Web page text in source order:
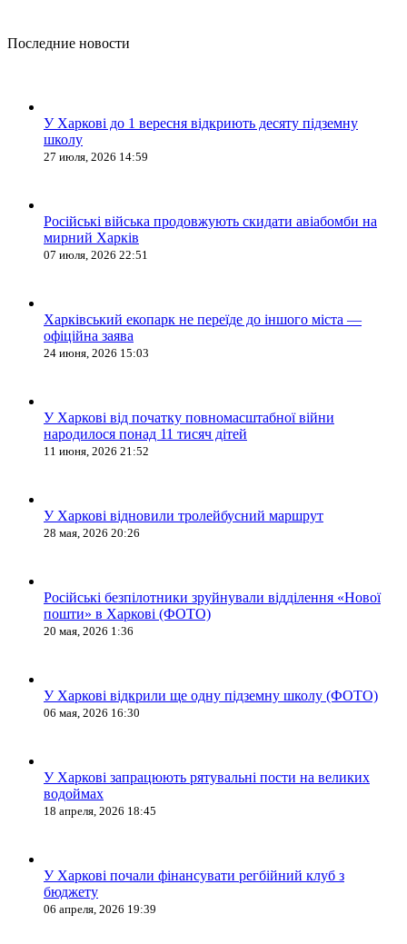
Последние новости
У Харкові до 1 вересня відкриють десяту підземну
школу
27 июля, 2026 14:59
Російські війська продовжують скидати авіабомби на
мирний Харків
07 июля, 2026 22:51
Харківський екопарк не переїде до іншого міста —
офіційна заява
24 июня, 2026 15:03
У Харкові від початку повномасштабної війни
народилося понад 11 тисяч дітей
11 июня, 2026 21:52
У Харкові відновили тролейбусний маршрут
28 мая, 2026 20:26
Російські безпілотники зруйнували відділення «Нової
пошти» в Харкові (ФОТО)
20 мая, 2026 1:36
У Харкові відкрили ще одну підземну школу (ФОТО)
06 мая, 2026 16:30
У Харкові запрацюють рятувальні пости на великих
водоймах
18 апреля, 2026 18:45
У Харкові почали фінансувати регбійний клуб з
бюджету
06 апреля, 2026 19:39